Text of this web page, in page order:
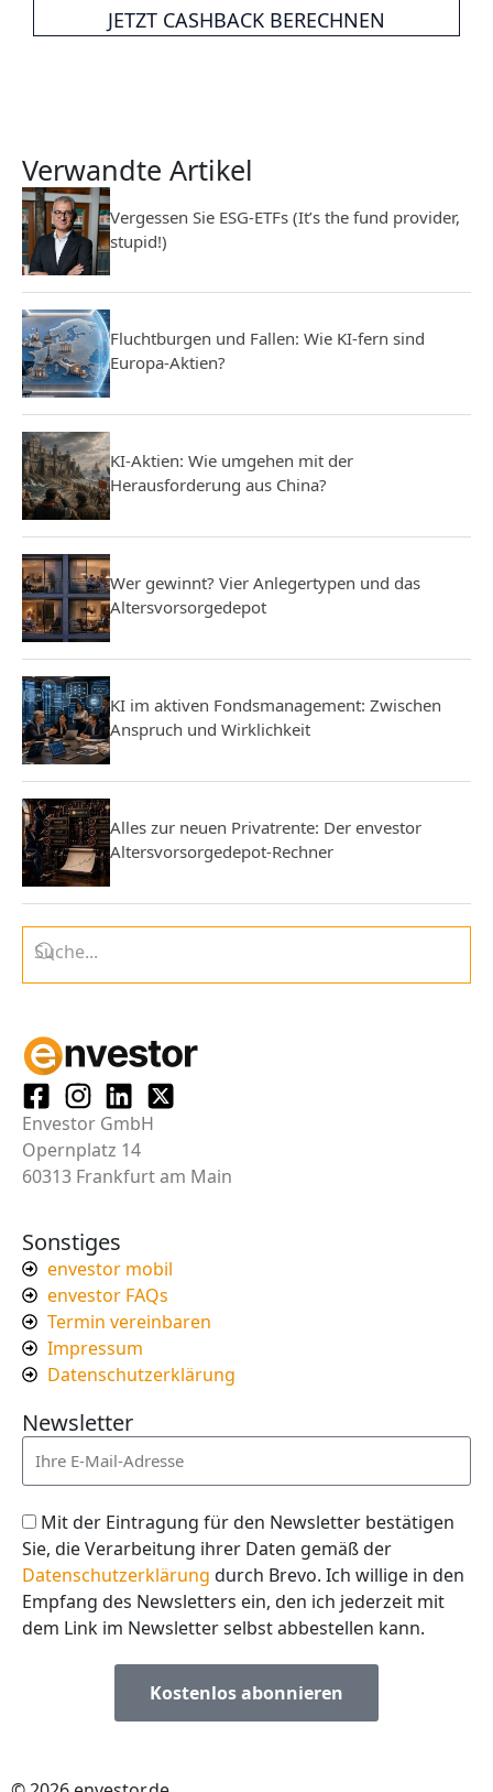
JETZT CASHBACK BERECHNEN
Verwandte Artikel
Vergessen Sie ESG-ETFs (It’s the fund provider,
stupid!)
Fluchtburgen und Fallen: Wie KI-fern sind
Europa-Aktien?
KI-Aktien: Wie umgehen mit der
Herausforderung aus China?
Wer gewinnt? Vier Anlegertypen und das
Altersvorsorgedepot
KI im aktiven Fondsmanagement: Zwischen
Anspruch und Wirklichkeit
Alles zur neuen Privatrente: Der envestor
Altersvorsorgedepot-Rechner
Envestor GmbH
Opernplatz 14
60313 Frankfurt am Main
Sonstiges
envestor mobil
envestor FAQs
Termin vereinbaren
Impressum
Datenschutzerklärung
Newsletter
Mit der Eintragung für den Newsletter bestätigen
Sie, die Verarbeitung ihrer Daten gemäß der
Datenschutzerklärung durch Brevo. Ich willige in den
Empfang des Newsletters ein, den ich jederzeit mit
dem Link im Newsletter selbst abbestellen kann.
Kostenlos abonnieren